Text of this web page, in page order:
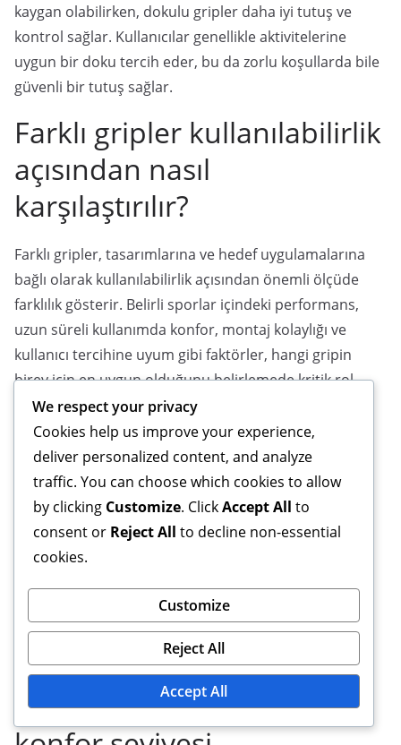
kaygan olabilirken, dokulu gripler daha iyi tutuş ve
kontrol sağlar. Kullanıcılar genellikle aktivitelerine
uygun bir doku tercih eder, bu da zorlu koşullarda bile
güvenli bir tutuş sağlar.
Farklı gripler kullanılabilirlik
açısından nasıl
karşılaştırılır?
Farklı gripler, tasarımlarına ve hedef uygulamalarına
bağlı olarak kullanılabilirlik açısından önemli ölçüde
farklılık gösterir. Belirli sporlar içindeki performans,
uzun süreli kullanımda konfor, montaj kolaylığı ve
kullanıcı tercihine uyum gibi faktörler, hangi gripin
birey için en uygun olduğunu belirlemede kritik rol
oynar.
Belirli sporlar veya
aktivitelerdeki performans
Gripler, belirli sporlar için özelleştirilmiştir ve
performansı etkiler. Örneğin, tenis gripleri optimal
raket kontrolü için tasarlanırken, golf gripleri swing
stabilitesini artırmaya odaklanır. Doğru gripin
seçilmesi, daha iyi kontrol sağlayarak performansı
artırabilir ve yaralanma riskini azaltabilir.
Uzun süreli kullanımda
We respect your privacy
Cookies help us improve your experience,
deliver personalized content, and analyze
traffic. You can choose which cookies to allow
by clicking Customize. ClickAccept All to
consent or Reject All to decline non-essential
cookies.
Customize
Reject All
Accept All